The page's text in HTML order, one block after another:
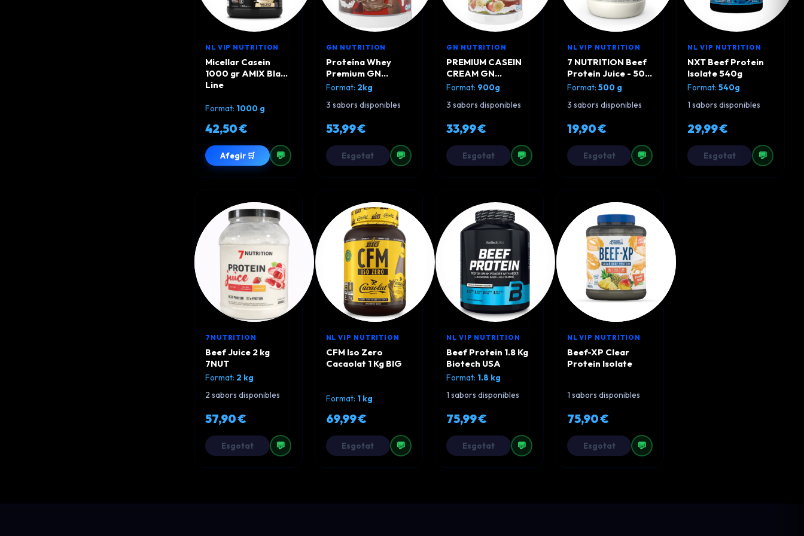
NL VIP NUTRITION
Micellar Casein
1000 gr AMIX Black
Line
Format: 1000 g
42,50 €
Afegir 🛒 💬
GN NUTRITION
Proteína Whey
Premium GN
Nutrition 2KG
Format: 2kg
3 sabors disponibles
53,99 €
Esgotat 💬
GN NUTRITION
PREMIUM CASEIN
CREAM GN
NUTRITION 900G
Format: 900g
3 sabors disponibles
33,99 €
Esgotat 💬
NL VIP NUTRITION
7 NUTRITION Beef
Protein Juice - 500
g
Format: 500 g
3 sabors disponibles
19,90 €
Esgotat 💬
NL VIP NUTRITION
NXT Beef Protein
Isolate 540g
Format:540g
1 sabors disponibles
29,99 €
Esgotat 💬
7NUTRITION
Beef Juice 2 kg
7NUT
Format: 2 kg
2 sabors disponibles
57,90 €
Esgotat 💬
NL VIP NUTRITION
CFM Iso Zero
Cacaolat 1 Kg BIG
Format: 1 kg
69,99 €
Esgotat 💬
NL VIP NUTRITION
Beef Protein 1.8 Kg
Biotech USA
Format: 1.8 kg
1 sabors disponibles
75,99 €
Esgotat 💬
NL VIP NUTRITION
Beef-XP Clear
Protein Isolate
1 sabors disponibles
75,90 €
Esgotat 💬